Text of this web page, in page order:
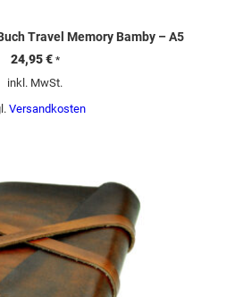
Travel Memory Bamby – A5
24,95€ *
inkl. MwSt.
Versandkosten